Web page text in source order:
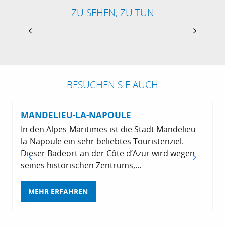
ZU SEHEN, ZU TUN
BESUCHEN SIE AUCH
MANDELIEU-LA-NAPOULE
In den Alpes-Maritimes ist die Stadt Mandelieu-
la-Napoule ein sehr beliebtes Touristenziel.
Dieser Badeort an der Côte d’Azur wird wegen
seines historischen Zentrums,...
MEHR ERFAHREN